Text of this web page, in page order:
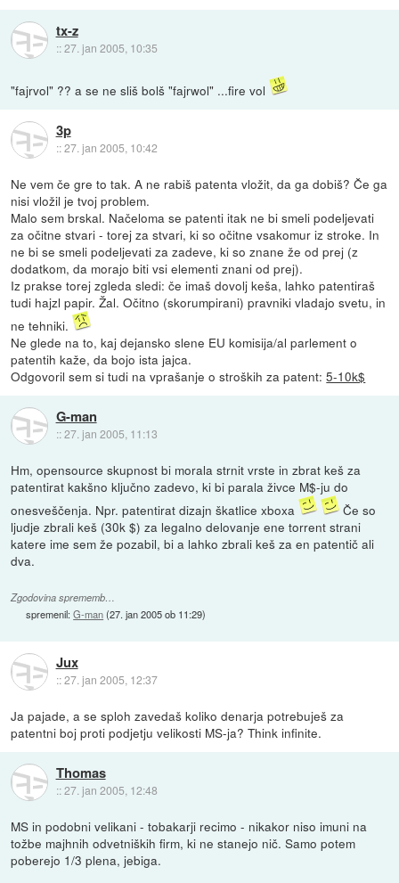
tx-z
::27. jan 2005, 10:35
"fajrvol" ?? a se ne sliš bolš "fajrwol" ...fire vol
3p
::27. jan 2005, 10:42
Ne vem če gre to tak. A ne rabiš patenta vložit, da ga dobiš? Če ga
nisi vložil je tvoj problem.
Malo sem brskal. Načeloma se patenti itak ne bi smeli podeljevati
za očitne stvari - torej za stvari, ki so očitne vsakomur iz stroke. In
ne bi se smeli podeljevati za zadeve, ki so znane že od prej (z
dodatkom, da morajo biti vsi elementi znani od prej).
Iz prakse torej zgleda sledi: če imaš dovolj keša, lahko patentiraš
tudi hajzl papir. Žal. Očitno (skorumpirani) pravniki vladajo svetu, in
ne tehniki.
Ne glede na to, kaj dejansko slene EU komisija/al parlement o
patentih kaže, da bojo ista jajca.
Odgovoril sem si tudi na vprašanje o stroških za patent:5-10k$
G-man
::27. jan 2005, 11:13
Hm, opensource skupnost bi morala strnit vrste in zbrat keš za
patentirat kakšno ključno zadevo, ki bi parala živce M$-ju do
onesveščenja. Npr. patentirat dizajn škatlice xboxa
Če so
ljudje zbrali keš (30k $) za legalno delovanje ene torrent strani
katere ime sem že pozabil, bi a lahko zbrali keš za en patentič ali
dva.
Zgodovina sprememb…
spremenil:G-man(27. jan 2005 ob 11:29)
Jux
::27. jan 2005, 12:37
Ja pajade, a se sploh zavedaš koliko denarja potrebuješ za
patentni boj proti podjetju velikosti MS-ja? Think infinite.
Thomas
::27. jan 2005, 12:48
MS in podobni velikani - tobakarji recimo - nikakor niso imuni na
tožbe majhnih odvetniških firm, ki ne stanejo nič. Samo potem
poberejo 1/3 plena, jebiga.